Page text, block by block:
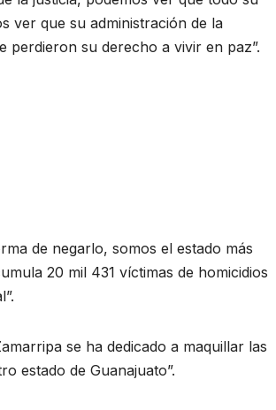
ver que su administración de la
perdieron su derecho a vivir en paz”.
de negarlo, somos el estado más
20 mil 431 víctimas de homicidios
se ha dedicado a maquillar las
estado de Guanajuato”.